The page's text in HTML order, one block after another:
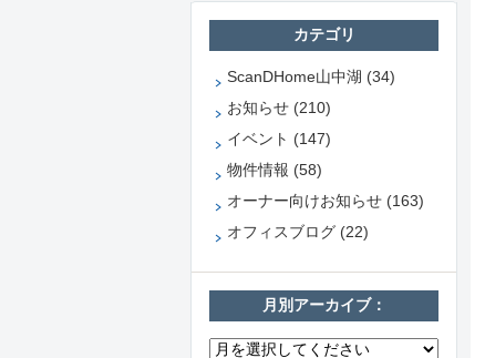
カテゴリ
ScanDHome山中湖 (34)
お知らせ (210)
イベント (147)
物件情報 (58)
オーナー向けお知らせ (163)
オフィスブログ (22)
月別アーカイブ：